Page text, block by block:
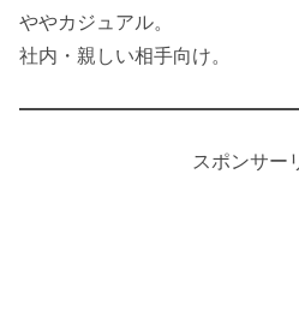
ややカジュアル。
社内・親しい相手向け。
スポンサー